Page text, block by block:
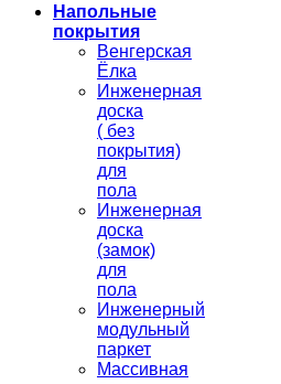
Напольные
покрытия
Венгерская
Ёлка
Инженерная
доска
( без
покрытия)
для
пола
Инженерная
доска
(замок)
для
пола
Инженерный
модульный
паркет
Массивная